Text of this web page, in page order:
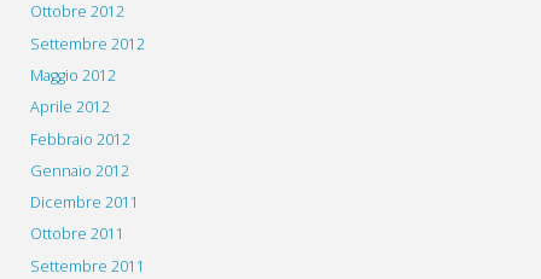
Ottobre 2012
Settembre 2012
Maggio 2012
Aprile 2012
Febbraio 2012
Gennaio 2012
Dicembre 2011
Ottobre 2011
Settembre 2011